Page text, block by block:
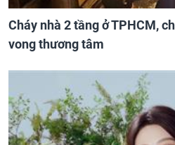
Cháy nhà 2 tầng ở TPHCM,
vong thương tâm